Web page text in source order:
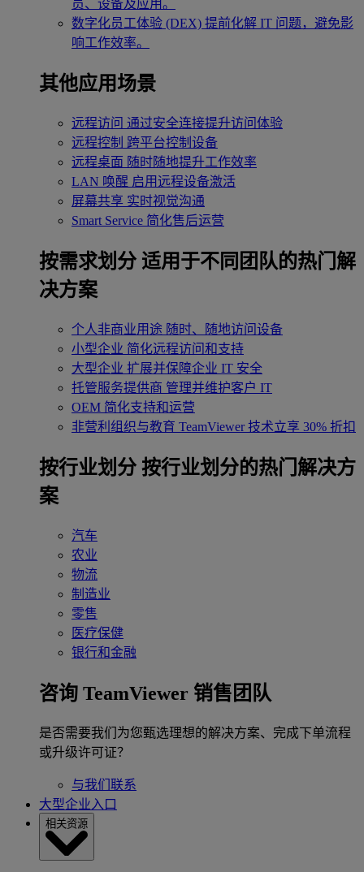
员、设备及应用。
数字化员工体验 (DEX) 提前化解 IT 问题，避免影
响工作效率。
其他应用场景
远程访问 通过安全连接提升访问体验
远程控制 跨平台控制设备
远程桌面 随时随地提升工作效率
LAN 唤醒 启用远程设备激活
屏幕共享 实时视觉沟通
Smart Service 简化售后运营
按需求划分 适用于不同团队的热门解
决方案
个人非商业用途 随时、随地访问设备
小型企业 简化远程访问和支持
大型企业 扩展并保障企业 IT 安全
托管服务提供商 管理并维护客户 IT
OEM 简化支持和运营
非营利组织与教育 TeamViewer 技术立享 30% 折扣
‌按行业划分 按行业划分的热门解决方
案
汽车
农业
物流
制造业
零售
医疗保健
银行和金融
咨询 TeamViewer 销售团队
是否需要我们为您甄选理想的解决方案、完成下单流程
或升级许可证？
与我们联系
大型企业入口
相关资源